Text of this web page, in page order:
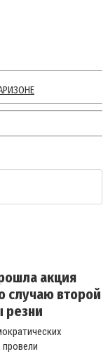
акция
случаю второй
резни